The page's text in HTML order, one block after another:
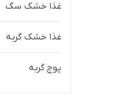
غذا خشک سگ
غذا خشک گربه
پوچ گربه